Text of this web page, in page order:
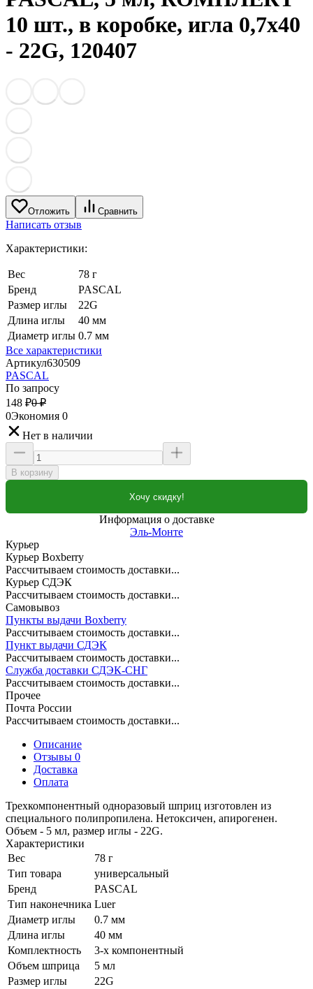
10 шт., в коробке, игла 0,7х40
- 22G, 120407
Отложить Сравнить
Написать отзыв
Характеристики:
Вес
78 г
Бренд
PASCAL
Размер иглы
22G
Длина иглы
40 мм
Диаметр иглы 0.7 мм
Все характеристики
Артикул630509
PASCAL
По запросу
148 ₽0 ₽
0Экономия 0
Нет в наличии
В корзину
Хочу скидку!
Информация о доставке
Эль-Монте
Курьер
Курьер Boxberry
Рассчитываем стоимость доставки...
Курьер СДЭК
Рассчитываем стоимость доставки...
Самовывоз
Пункты выдачи Boxberry
Рассчитываем стоимость доставки...
Пункт выдачи СДЭК
Рассчитываем стоимость доставки...
Служба доставки СДЭК-СНГ
Рассчитываем стоимость доставки...
Прочее
Почта России
Рассчитываем стоимость доставки...
Описание
Отзывы 0
Доставка
Оплата
Трехкомпонентный одноразовый шприц изготовлен из
специального полипропилена. Нетоксичен, апирогенен.
Объем - 5 мл, размер иглы - 22G.
Характеристики
Вес
78 г
Тип товара
универсальный
Бренд
PASCAL
Тип наконечника Luer
Диаметр иглы
0.7 мм
Длина иглы
40 мм
Комплектность
3-х компонентный
Объем шприца
5 мл
Размер иглы
22G